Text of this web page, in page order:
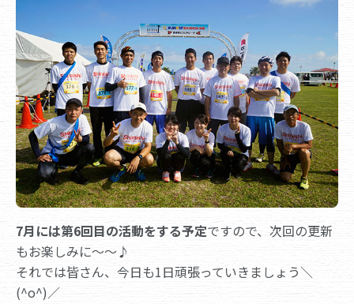
7月には第6回目の活動をする予定ですので、次回の更新
もお楽しみに～～♪
それでは皆さん、今日も1日頑張っていきましょう＼
(^o^)／